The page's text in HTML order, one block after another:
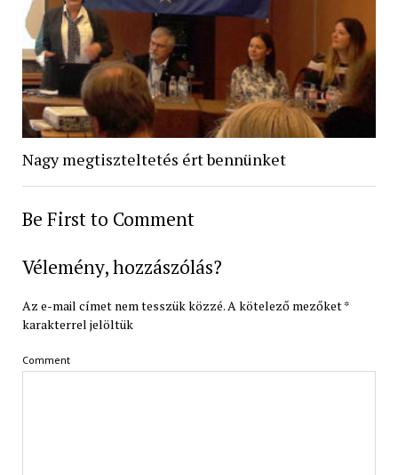
Nagy megtiszteltetés ért bennünket
Be First to Comment
Vélemény, hozzászólás?
Az e-mail címet nem tesszük közzé.A kötelező mezőket*
karakterrel jelöltük
Comment